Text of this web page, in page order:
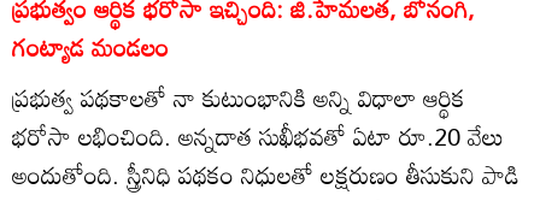
గంట్యాడ మండలం
ప్రభుత్వ పథకాలతో నా కుటుంభానికి అన్ని విధాలా ఆర్థిక
భరోసా లభించింది. అన్నదాత సుఖీభవతో ఏటా రూ.20 వేలు
అందుతోంది. స్త్రీనిధి పథకం నిధులతో లక్షరుణం తీసుకుని పాడి